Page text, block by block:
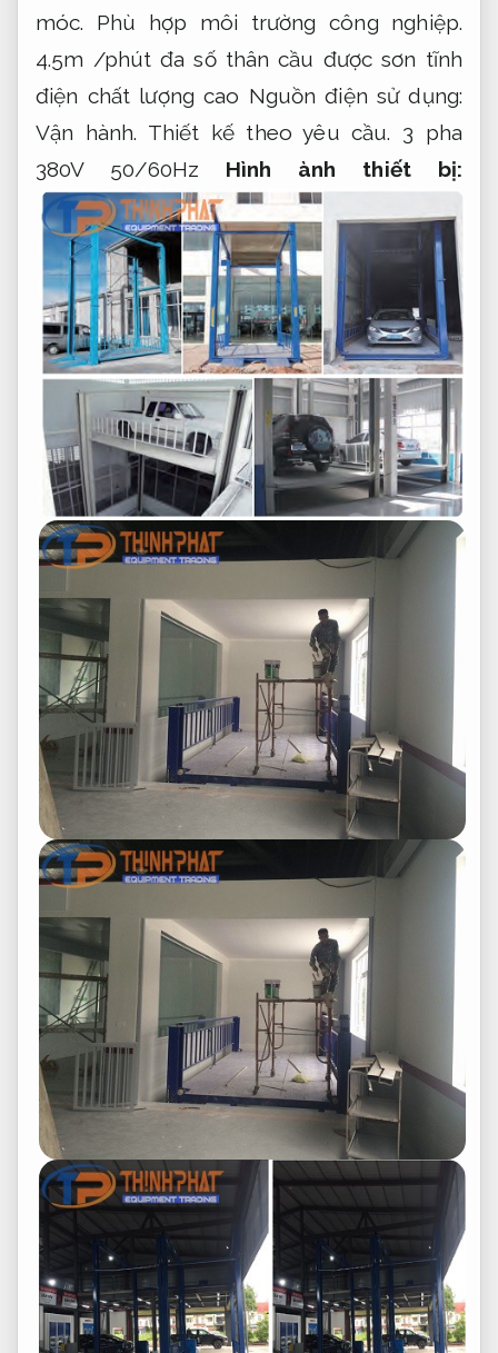
móc.
Phù hợp môi trường công nghiệp.
4.5m /phút đa số thân cầu được sơn tĩnh
điện chất lượng cao Nguồn điện sử dụng:
Vận hành. Thiết kế theo yêu cầu. 3 pha
380V 50/60Hz Hình ành thiết bị: